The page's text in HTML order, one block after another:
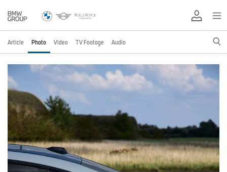
Article Photo Video TV Footage Audio